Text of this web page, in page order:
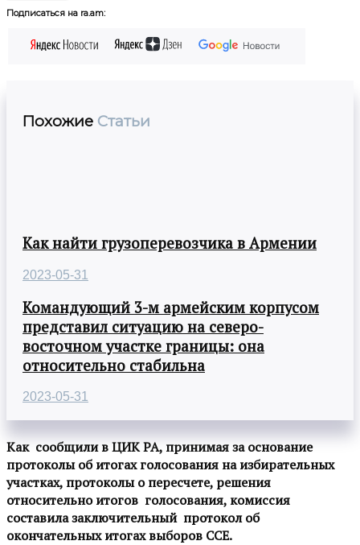
Подписаться на ra.am:
Похожие Статьи
Как найти грузоперевозчика в Армении
2023-05-31
Командующий 3-м армейским корпусом
представил ситуацию на северо-
восточном участке границы: она
относительно стабильна
2023-05-31
Как сообщили в ЦИК РА, принимая за основание
протоколы об итогах голосования на избирательных
участках, протоколы о пересчете, решения
относительно итогов голосования, комиссия
составила заключительный протокол об
окончательных итогах выборов ССЕ.